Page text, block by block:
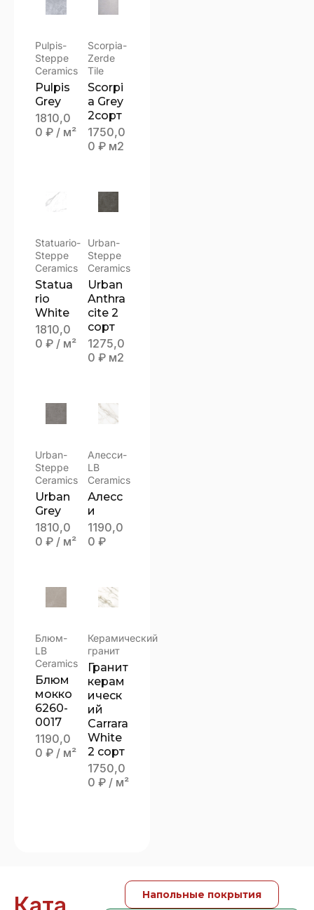
Pulpis-
Steppe
Ceramics
Pulpis
Grey
1810,0
0 ₽ / м²
Scorpia-
Zerde
Tile
Scorpi
a Grey
2сорт
1750,0
0 ₽ м2
Statuario-
Steppe
Ceramics
Statua
rio
White
1810,0
0 ₽ / м²
Urban-
Steppe
Ceramics
Urban
Anthra
cite 2
сорт
1275,0
0 ₽ м2
Urban-
Steppe
Ceramics
Urban
Grey
1810,0
0 ₽ / м²
Алесси-
LB
Ceramics
Алесс
и
1190,0
0 ₽
Блюм-
LB
Ceramics
Блюм
мокко
6260-
0017
1190,0
0 ₽ / м²
Керамический
гранит
Гранит
керам
ическ
ий
Carrara
White
2 сорт
1750,0
0 ₽ / м²
Напольные покрытия